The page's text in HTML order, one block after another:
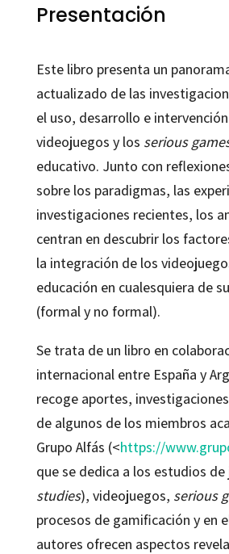
Presentación
Este libro presenta un
actualizado de las
el uso, desarrollo e
videojuegos y los serious
educativo. Junto con
sobre los paradigmas, las
investigaciones recientes, los
centran en descubrir los
la integración de los
educación en cualesquiera de
(formal y no formal).
Se trata de un libro en
internacional entre España y
recoge aportes,
de algunos de los miembros
Grupo Alfás (<https://
que se dedica a los estudios de
studies), videojuegos, serious
procesos de gamificación y en
autores ofrecen aspectos